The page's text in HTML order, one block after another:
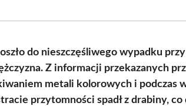
(Twitter)
do nieszczęśliwego wypadku
Z informacji przekazanych
metali kolorowych i podczas
przytomności spadł z drabiny,